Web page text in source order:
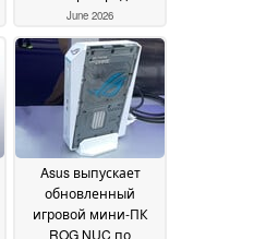
June 2026
Asus выпускает
обновленный
игровой мини-ПК
ROG NUC по